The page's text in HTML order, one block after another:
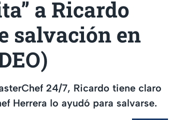
a Ricardo
salvación en
24/7, Ricardo tiene claro
Herrera lo ayudó para salvarse.